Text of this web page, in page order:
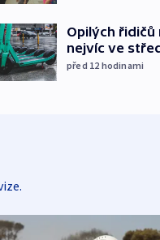
Opilých
nejvíc ve
před 12 hodinami